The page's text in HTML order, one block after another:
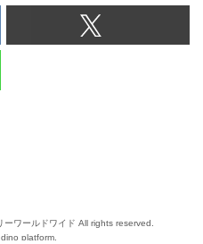
ワールドワイド All rights reserved.
platform.